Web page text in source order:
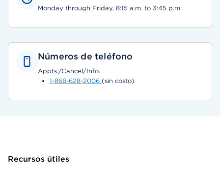
Monday through Friday, 8:15 a.m. to 3:45 p.m.
Números de teléfono
Appts./Cancel/Info.
1-866-628-2006 (sin costo)
Recursos útiles